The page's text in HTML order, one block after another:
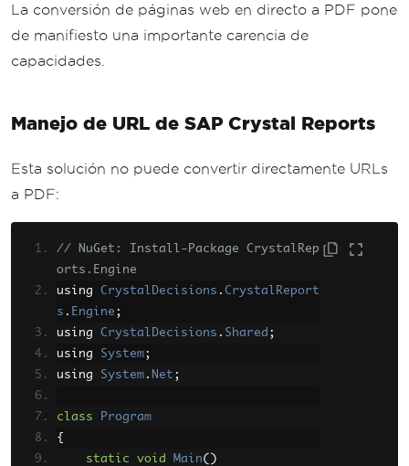
La conversión de páginas web en directo a PDF pone
de manifiesto una importante carencia de
capacidades.
Manejo de URL de SAP Crystal Reports
Esta solución no puede convertir directamente URLs
a PDF:
// NuGet: Install-Package CrystalRep
orts.Engine
using CrystalDecisions . CrystalReport
s . Engine ;
using CrystalDecisions . Shared ;
using System;
using System . Net ;
class
Program
{
static
void Main()